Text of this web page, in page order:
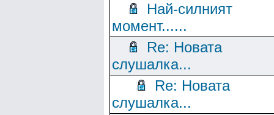
Най-силният
момент......
Re: Новата
слушалка...
Re: Новата
слушалка...